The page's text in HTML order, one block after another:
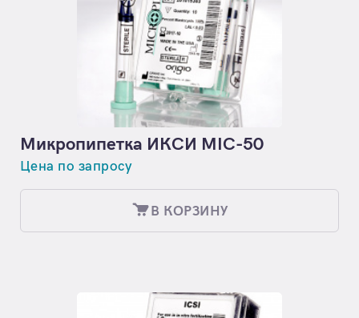
Микропипетка ИКСИ MIC-50
Цена по запросу
В КОРЗИНУ